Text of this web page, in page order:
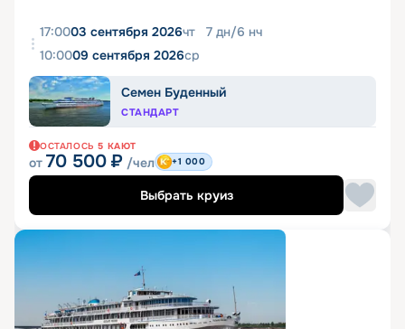
17:0003 сентября 2026чт 7 дн/6 нч
10:0009 сентября 2026ср
Семен Буденный
СТАНДАРТ
ОСТАЛОСЬ 5 КАЮТ
от 70 500 ₽ /чел +1 000
Выбрать круиз